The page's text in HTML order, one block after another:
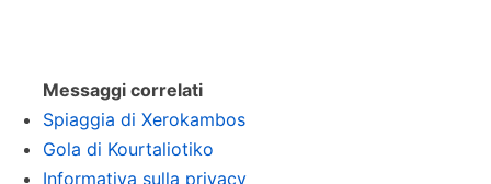
Messaggi correlati
Spiaggia di Xerokambos
Gola di Kourtaliotiko
Informativa sulla privacy